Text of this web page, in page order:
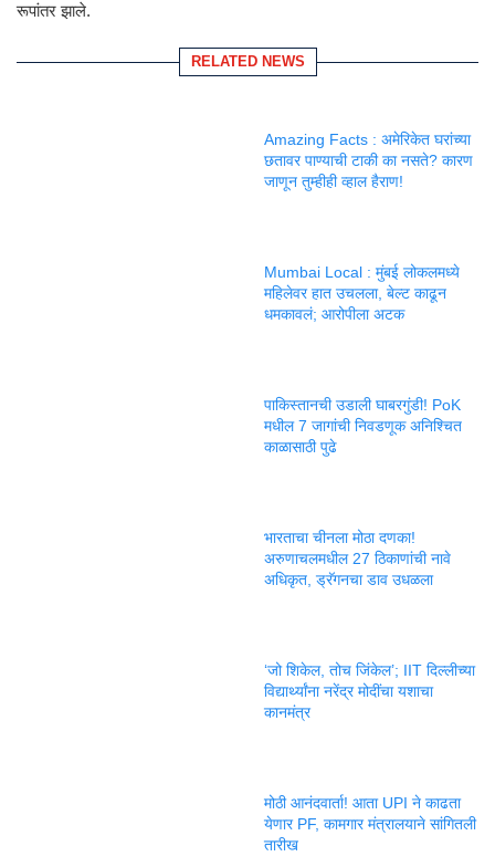
रूपांतर झाले.
RELATED NEWS
Amazing Facts : अमेरिकेत घरांच्या
छतावर पाण्याची टाकी का नसते? कारण
जाणून तुम्हीही व्हाल हैराण!
Mumbai Local : मुंबई लोकलमध्ये
महिलेवर हात उचलला, बेल्ट काढून
धमकावलं; आरोपीला अटक
पाकिस्तानची उडाली घाबरगुंडी! PoK
मधील 7 जागांची निवडणूक अनिश्चित
काळासाठी पुढे
भारताचा चीनला मोठा दणका!
अरुणाचलमधील 27 ठिकाणांची नावे
अधिकृत, ड्रॅगनचा डाव उधळला
‘जो शिकेल, तोच जिंकेल’; IIT दिल्लीच्या
विद्यार्थ्यांना नरेंद्र मोदींचा यशाचा
कानमंत्र
मोठी आनंदवार्ता! आता UPI ने काढता
येणार PF, कामगार मंत्रालयाने सांगितली
तारीख